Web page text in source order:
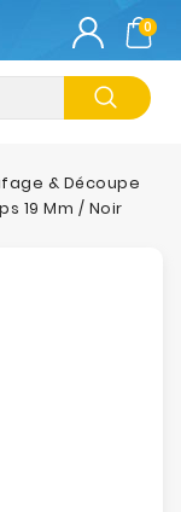
0
& Découpe
19 Mm / Noir